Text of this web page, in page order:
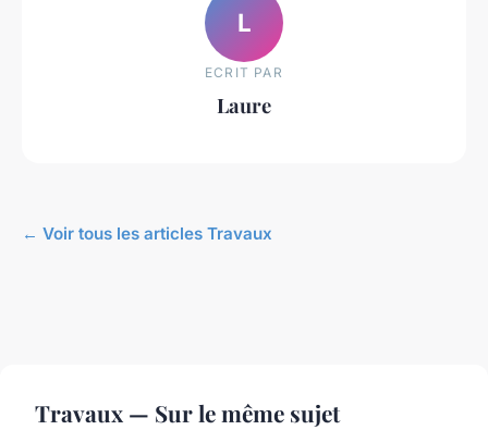
L
ECRIT PAR
Laure
← Voir tous les articles Travaux
Travaux — Sur le même sujet